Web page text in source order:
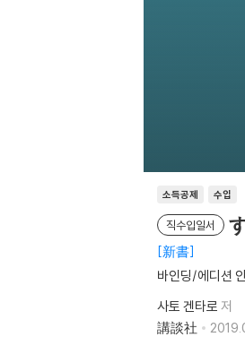
소득공제 수입
직수입일서
新書
바인딩/에디션
사토 겐타로 저
講談社